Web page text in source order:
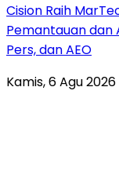
Cision Raih
Pemantauan dan
Pers, dan AEO
Kamis, 6 Agu 2026